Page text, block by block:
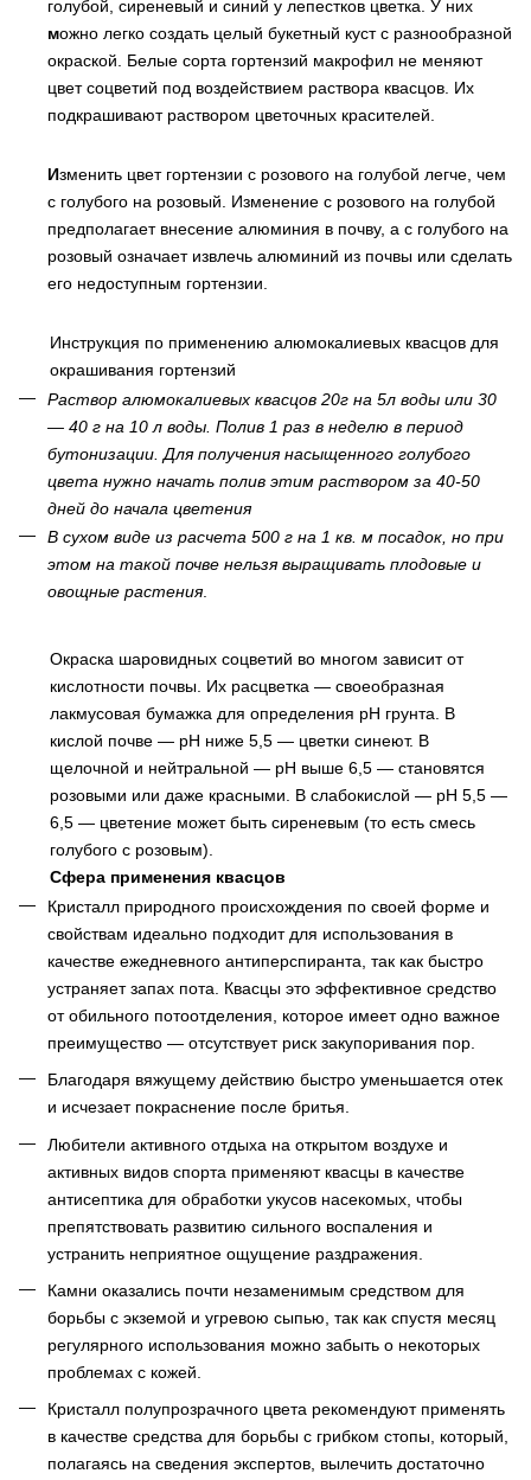
голубой, сиреневый и синий у лепестков цветка. У них
можно легко создать целый букетный куст с разнообразной
окраской
Белые сорта гортензий макрофил не меняют
цвет соцветий под воздействием раствора квасцов. Их
подкрашивают раствором цветочных красителей.
Изменить цвет гортензии с розового на голубой легче, чем
с голубого на розовый. Изменение с розового на голубой
предполагает внесение алюминия в почву, а с голубого на
розовый означает извлечь алюминий из почвы или сделать
его недоступным гортензии.
Инструкция по применению алюмокалиевых квасцов для
окрашивания гортензий
Раствор алюмокалиевых квасцов 20г на 5л воды или 30
— 40 г на 10 л воды Полив 1 раз в неделю в период
бутонизации Для получения насыщенного голубого
цвета нужно начать полив этим раствором за 40-50
дней до начала цветения
В сухом виде из расчета 500 г на 1 кв м посадок но при
этом на такой почве нельзя выращивать плодовые и
овощные растения.
Окраска шаровидных соцветий во многом зависит от
кислотности почвы. Их расцветка — своеобразная
лакмусовая бумажка для определения pH грунта
В
кислой почве — рН ниже5,5 — цветки синеют. В
щелочной и нейтральной — рН выше6,5 — становятся
розовыми или даже красными В слабокислой — pH 5,5 —
6,5 — цветение может быть сиреневым (то есть смесь
голубого с розовым).
Сфера применения квасцов
Кристалл природного происхождения по своей форме и
свойствам идеально подходит для использования в
качестве ежедневного антиперспиранта, так как быстро
устраняет запах пота. Квасцы это эффективное средство
от обильного потоотделения, которое имеет одно важное
преимущество — отсутствует риск закупоривания пор.
Благодаря вяжущему действию быстро уменьшается отек
и исчезает покраснение после бритья.
Любители активного отдыха на открытом воздухе и
активных видов спорта применяют квасцы в качестве
антисептика для обработки укусов насекомых, чтобы
препятствовать развитию сильного воспаления и
устранить неприятное ощущение раздражения.
Камни оказались почти незаменимым средством для
борьбы с экземой и угревою сыпью, так как спустя месяц
регулярного использования можно забыть о некоторых
проблемах с кожей.
Кристалл полупрозрачного цвета рекомендуют применять
в качестве средства для борьбы с грибком стопы, который,
полагаясь на сведения экспертов, вылечить достаточно